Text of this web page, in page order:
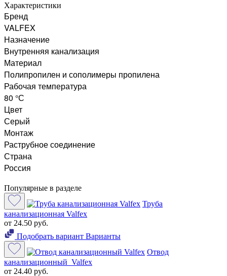
Характеристики
Бренд
VALFEX
Назначение
Внутренняя канализация
Материал
Полипропилен и сополимеры пропилена
Рабочая температура
80 °С
Цвет
Серый
Монтаж
Раструбное соединение
Страна
Россия
Популярные в разделе
Труба
канализационная Valfex
от 24.50 руб.
Подобрать вариант Варианты
Отвод
канализационный Valfex
от 24.40 руб.